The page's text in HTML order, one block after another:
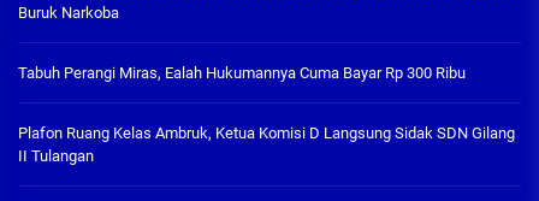
Buruk Narkoba
Tabuh Perangi Miras, Ealah Hukumannya Cuma Bayar Rp 300 Ribu
Plafon Ruang Kelas Ambruk, Ketua Komisi D Langsung Sidak SDN Gilang
II Tulangan